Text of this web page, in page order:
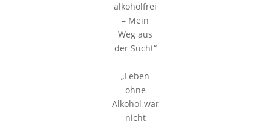
alkoholfrei
– Mein
Weg aus
der Sucht“
„Leben
ohne
Alkohol war
nicht